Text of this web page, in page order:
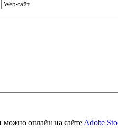
Web-сайт
можно онлайн на сайте Adobe